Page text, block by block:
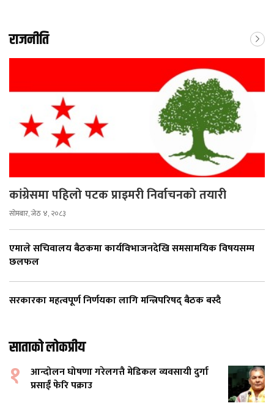
राजनीति
कांग्रेसमा पहिलो पटक प्राइमरी निर्वाचनको तयारी
सोमबार, जेठ ४, २०८३
एमाले सचिवालय बैठकमा कार्यविभाजनदेखि समसामयिक विषयसम्म
छलफल
सरकारका महत्वपूर्ण निर्णयका लागि मन्त्रिपरिषद् बैठक बस्दै
साताको लोकप्रीय
१
आन्दोलन घोषणा गरेलगत्तै मेडिकल व्यवसायी दुर्गा
प्रसाईं फेरि पक्राउ